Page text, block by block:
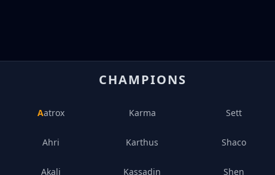
CHAMPIONS
Aatrox
Ahri
Akali
Karma
Karthus
Kassadin
Sett
Shaco
Shen